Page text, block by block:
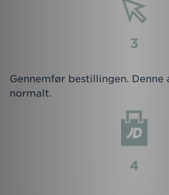
3
Gennemfør bestillingen. Denne
normalt.
4